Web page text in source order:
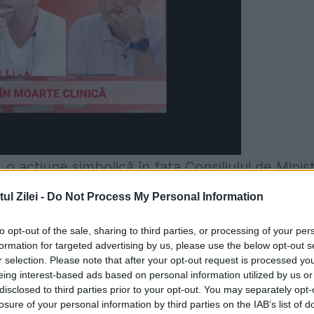
Zilei - Do Not Process My Personal Information
opt-out of the sale, sharing to third parties, or processing of your
for targeted advertising by us, please use the below opt-out
selection. Please note that after your opt-out request is processed
interest-based ads based on personal information utilized by us
to third parties prior to your opt-out. You may separately
of your personal information by third parties on the IAB’s list of
acţiune simbolică în fața Consiliului de
electronic de la distanță. Ei au cerut
care mașinile de votare devin obligatorii
a dat asigurări că noul sistem va fi aplicat
loc, cel mai probabil, în martie 2021.